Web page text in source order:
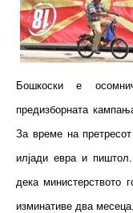
Бошкоски е
предизборната
За време на
илјади евра и
дека министерството
изминативе два месеца.